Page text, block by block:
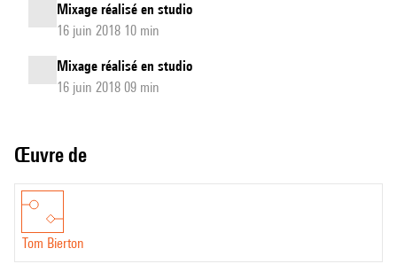
Mixage réalisé en studio
16 juin 2018 10 min
Mixage réalisé en studio
16 juin 2018 09 min
Œuvre de
Tom Bierton